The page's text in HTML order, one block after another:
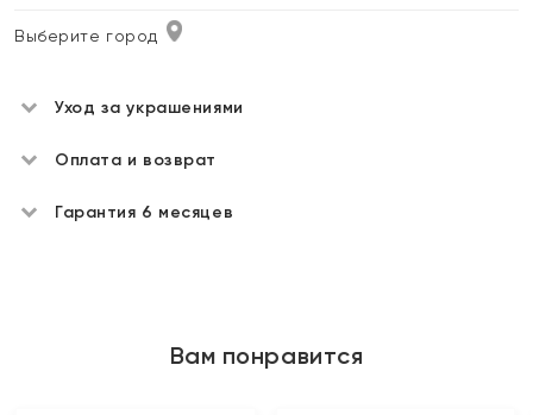
Выберите город
Уход за украшениями
Оплата и возврат
Гарантия 6 месяцев
Вам понравится